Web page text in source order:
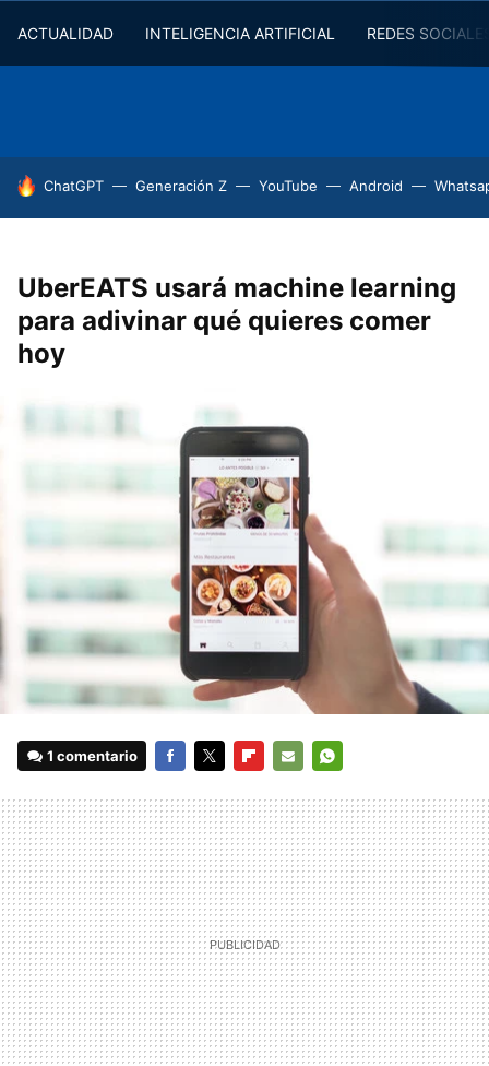
ACTUALIDAD INTELIGENCIA ARTIFICIAL REDES
HOY SE HABLA DE
ChatGPT Generación Z YouTube Android
UberEATS usará machine learning
para adivinar qué quieres comer
hoy
1 comentario
MAIL